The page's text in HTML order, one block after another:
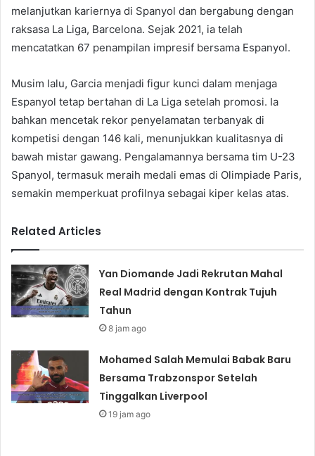
melanjutkan kariernya di Spanyol dan bergabung dengan
raksasa La Liga, Barcelona. Sejak 2021, ia telah
mencatatkan 67 penampilan impresif bersama Espanyol.
Musim lalu, Garcia menjadi figur kunci dalam menjaga
Espanyol tetap bertahan di La Liga setelah promosi. Ia
bahkan mencetak rekor penyelamatan terbanyak di
kompetisi dengan 146 kali, menunjukkan kualitasnya di
bawah mistar gawang. Pengalamannya bersama tim U-23
Spanyol, termasuk meraih medali emas di Olimpiade Paris,
semakin memperkuat profilnya sebagai kiper kelas atas.
Related Articles
Yan Diomande Jadi Rekrutan Mahal
Real Madrid dengan Kontrak Tujuh
Tahun
8 jam ago
Mohamed Salah Memulai Babak Baru
Bersama Trabzonspor Setelah
Tinggalkan Liverpool
19 jam ago